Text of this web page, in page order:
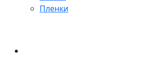
Пленки